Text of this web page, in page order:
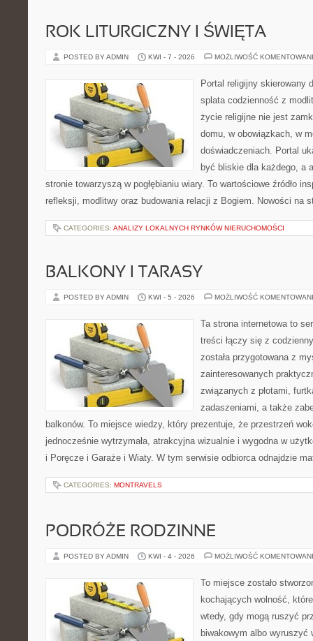
ROK LITURGICZNY I ŚWIĘTA
POSTED BY ADMIN KWI - 7 - 2026 MOŻLIWOŚĆ
Portal religijny skierowany
splata codzienność z
życie religijne nie jest
domu, w obowiązkach, w
doświadczeniach. Portal
być bliskie dla każdego, a
stronie towarzyszą w pogłębianiu wiary. To wartościowe źródło
refleksji, modlitwy oraz budowania relacji z Bogiem. Nowości na
CATEGORIES: ANALIZY LOKALNYCH RYNKÓW NIERUCHOMOŚCI
BALKONY I TARASY
POSTED BY ADMIN KWI - 5 - 2026 MOŻLIWOŚĆ
Ta strona internetowa to
treści łączy się z
została przygotowana z
zainteresowanych
związanych z płotami,
zadaszeniami, a także
balkonów. To miejsce wiedzy, który prezentuje, że przestrzeń
jednocześnie wytrzymała, atrakcyjna wizualnie i wygodna w
i Poręcze i Garaże i Wiaty. W tym serwisie odbiorca odnajdzie
CATEGORIES: MONTRAVELS
PODRÓŻE RODZINNE
POSTED BY ADMIN KWI - 4 - 2026 MOŻLIWOŚĆ
To miejsce zostało
kochających wolność,
wtedy, gdy mogą ruszyć
biwakowym albo wyruszyć